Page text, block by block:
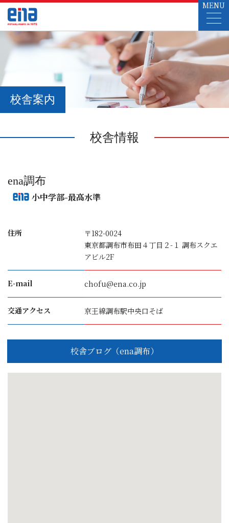
MENU
校舎案内
校舎情報
ena調布
小中学部-最高水準
住所
〒182-0024
東京都調布市布田４丁目２-１ 調布スクエ
アビル2F
E-mail chofu@ena.co.jp
交通アクセス 京王線調布駅中央口そば
校舎ブログ（ena調布）